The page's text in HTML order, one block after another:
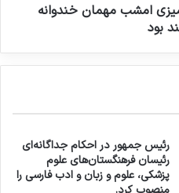
امشب مهمان خندوانه
بود
رئیس جمهور در احکام جداگانه‌ای
رئیسان فرهنگستان‌های علوم
پزشکی، علوم و زبان و ادب فارسی را